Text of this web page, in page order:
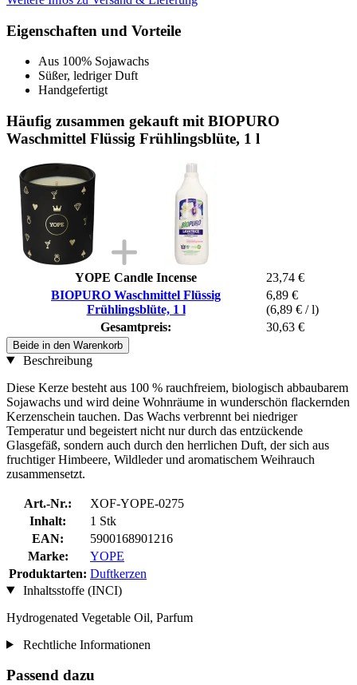
Eigenschaften und Vorteile
Aus 100% Sojawachs
Süßer, ledriger Duft
Handgefertigt
Häufig zusammen gekauft mit BIOPURO
Waschmittel Flüssig Frühlingsblüte, 1 l
YOPE Candle Incense
23,74 €
BIOPURO Waschmittel Flüssig
Frühlingsblüte, 1 l
6,89 €
(6,89 € / l)
Gesamtpreis:
30,63 €
Beide in den Warenkorb
Beschreibung
Diese Kerze besteht aus 100 % rauchfreiem, biologisch abbaubarem
Sojawachs und wird deine Wohnräume in wunderschön flackernden
Kerzenschein tauchen. Das Wachs verbrennt bei niedriger
Temperatur und begeistert nicht nur durch das entzückende
Glasgefäß, sondern auch durch den herrlichen Duft, der sich aus
fruchtiger Himbeere, Wildleder und aromatischem Weihrauch
zusammensetzt.
Art.-Nr.:
XOF-YOPE-0275
Inhalt:
1 Stk
EAN:
5900168901216
Marke:
YOPE
Produktarten: Duftkerzen
Inhaltsstoffe (INCI)
Hydrogenated Vegetable Oil, Parfum
Rechtliche Informationen
Passend dazu